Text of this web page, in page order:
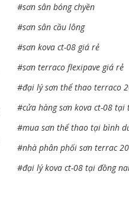
#sơn sân bóng chyền
#sơn sân cầu lông
#sơn kova ct-08 giá rẻ
#sơn terraco flexipave giá rẻ
#đại lý sơn thể thao terraco
#cửa hàng sơn kova ct-08 tại
#mua sơn thể thao tại bình
#nhà phân phối sơn terrac
#đại lý kova ct-08 tại đồng